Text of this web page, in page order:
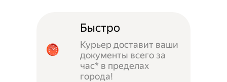
Быстро
Курьер доставит ваши
документы всего за
час* в пределах
города!